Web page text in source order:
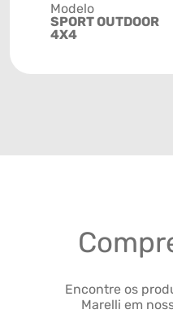
Modelo
SPORT OUTDOOR
4X4
Encontre os
Marelli em